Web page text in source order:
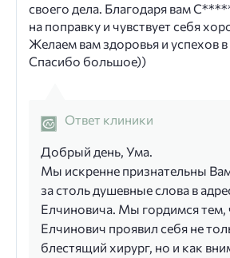
своего дела. Благодаря вам
на поправку и чувствует себя
Желаем вам здоровья и успехов в
Спасибо большое))
Ответ клиники
Добрый день, Ума.
Мы искренне признательны
за столь душевные слова в
Елчиновича. Мы гордимся тем,
Елчинович проявил себя не
блестящий хирург, но и как